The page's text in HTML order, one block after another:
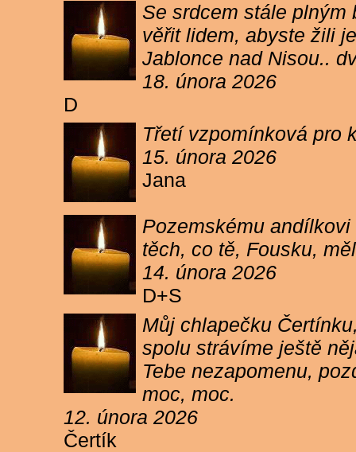
Se srdcem stále
věřit lidem, abyste žili
Jablonce nad Nisou..
18. února 2026
D
Třetí vzpomínková pro
15. února 2026
Jana
Pozemskému
těch, co tě, Fousku,
14. února 2026
D+S
Můj chlapečku
spolu strávíme ještě
Tebe nezapomenu,
moc, moc.
12. února 2026
Čertík